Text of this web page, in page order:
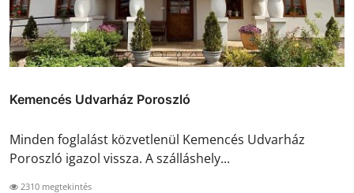
Kemencés Udvarház Poroszló
Minden foglalást közvetlenül Kemencés Udvarház
Poroszló igazol vissza. A szálláshely...
2310 megtekintés